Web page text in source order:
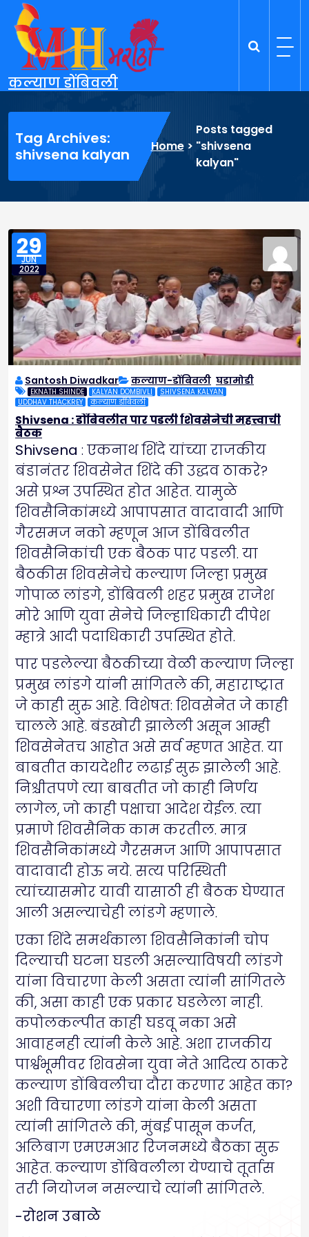
content
कल्याण डोंबिवली
Tag Archives:
shivsena kalyan
Home>
Posts tagged
"shivsena
kalyan"
29
JUN
2022
Santosh Diwadkar कल्याण-डोंबिवली घडामोडी
EKNATH SHINDE KALYAN DOMBIVLI
SHIVSENA KALYAN
UDDHAV THACKREY
कल्याण डोंबिवली
Shivsena : डोंबिवलीत पार पडली शिवसेनेची महत्त्वाची
बैठक
Shivsena : एकनाथ शिंदे यांच्या राजकीय
बंडानंतर शिवसेनेत शिंदे की उद्धव ठाकरे?
असे प्रश्न उपस्थित होत आहेत. यामुळे
शिवसैनिकांमध्ये आपापसात वादावादी आणि
गैरसमज नको म्हणून आज डोंबिवलीत
शिवसैनिकांची एक बैठक पार पडली. या
बैठकीस शिवसेनेचे कल्याण जिल्हा प्रमुख
गोपाळ लांडगे, डोंबिवली शहर प्रमुख राजेश
मोरे आणि युवा सेनेचे जिल्हाधिकारी दीपेश
म्हात्रे आदी पदाधिकारी उपस्थित होते.
पार पडलेल्या बैठकीच्या वेळी कल्याण जिल्हा
प्रमुख लांडगे यांनी सांगितले की, महाराष्ट्रात
जे काही सुरु आहे. विशेषत: शिवसेनेत जे काही
चालले आहे. बंडखोरी झालेली असून आम्ही
शिवसेनेतच आहोत असे सर्व म्हणत आहेत. या
बाबतीत कायदेशीर लढाई सुरु झालेली आहे.
निश्चीतपणे त्या बाबतीत जो काही निर्णय
लागेल, जो काही पक्षाचा आदेश येईल. त्या
प्रमाणे शिवसैनिक काम करतील. मात्र
शिवसैनिकांमध्ये गैरसमज आणि आपापसात
वादावादी होऊ नये. सत्य परिस्थिती
त्यांच्यासमोर यावी यासाठी ही बैठक घेण्यात
आली असल्याचेही लांडगे म्हणाले.
एका शिंदे समर्थकाला शिवसैनिकांनी चोप
दिल्याची घटना घडली असल्याविषयी लांडगे
यांना विचारणा केली असता त्यांनी सांगितले
की, असा काही एक प्रकार घडलेला नाही.
कपोलकल्पीत काही घडवू नका असे
आवाहनही त्यांनी केले आहे. अशा राजकीय
पार्श्वभूमीवर शिवसेना युवा नेते आदित्य ठाकरे
कल्याण डोंबिवलीचा दौरा करणार आहेत का?
अशी विचारणा लांडगे यांना केली असता
त्यांनी सांगितले की, मुंबई पासून कर्जत,
अलिबाग एमएमआर रिजनमध्ये बैठका सुरु
आहेत. कल्याण डोंबिवलीला येण्याचे तूर्तास
तरी नियोजन नसल्याचे त्यांनी सांगितले.
-रोशन उबाळे